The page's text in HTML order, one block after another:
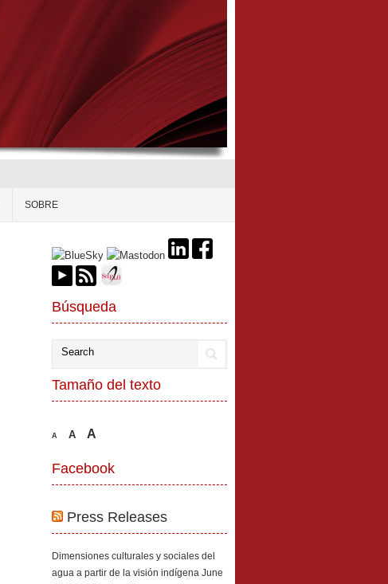
SOBRE
Búsqueda
Tamaño del texto
A A A
Facebook
Press Releases
Dimensiones culturales y sociales del
agua a partir de la visión indígena June